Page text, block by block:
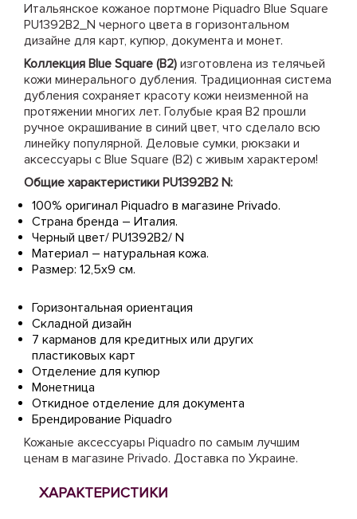
Итальянское кожаное портмоне Piquadro Blue Square
PU1392B2_N черного цвета в горизонтальном
дизайне для карт, купюр, документа и монет.
Коллекция Blue Square (B2) изготовлена из телячьей
кожи минерального дубления. Традиционная система
дубления сохраняет красоту кожи неизменной на
протяжении многих лет. Голубые края B2 прошли
ручное окрашивание в синий цвет, что сделало всю
линейку популярной. Деловые сумки, рюкзаки и
аксессуары с Blue Square (B2) с живым характером!
Общие характеристики PU1392B2 N:
100% оригинал Piquadro в магазине Privado.
Страна бренда – Италия.
Черный цвет/ PU1392B2/ N
Материал – натуральная кожа.
Размер: 12,5х9 см.
Горизонтальная ориентация
Складной дизайн
7 карманов для кредитных или других
пластиковых карт
Отделение для купюр
Монетница
Откидное отделение для документа
Брендирование Piquadro
Кожаные аксессуары Piquadro по самым лучшим
ценам в магазине Privado. Доставка по Украине.
ХАРАКТЕРИСТИКИ